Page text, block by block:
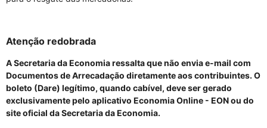
Atenção redobrada
A Secretaria da Economia ressalta que não envia e-mail com
Documentos de Arrecadação diretamente aos contribuintes. O
boleto (Dare) legítimo, quando cabível, deve ser gerado
exclusivamente pelo aplicativo Economia Online - EON ou do
site oficial da Secretaria da Economia.